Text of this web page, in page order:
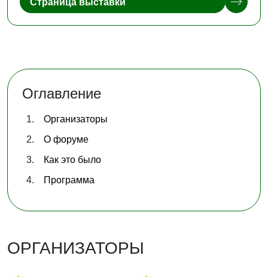
Оглавление
Организаторы
О форуме
Как это было
Программа
ОРГАНИЗАТОРЫ